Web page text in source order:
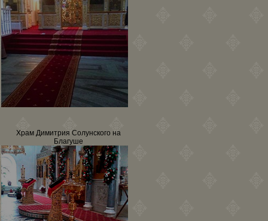
Храм Димитрия Солунского на
Благуше